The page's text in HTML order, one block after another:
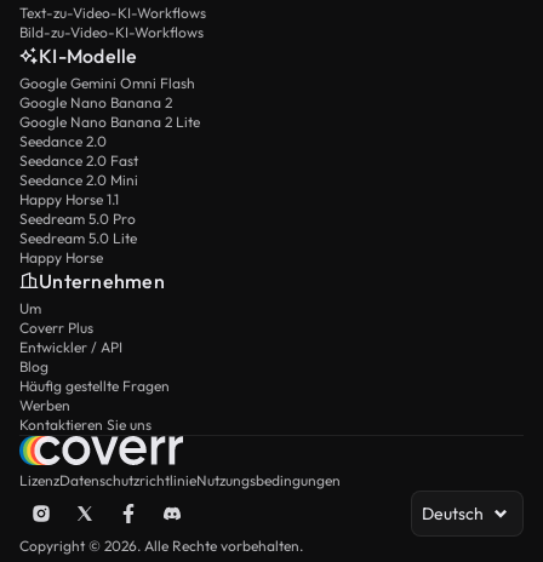
Text-zu-Video-KI-Workflows
Bild-zu-Video-KI-Workflows
KI-Modelle
Google Gemini Omni Flash
Google Nano Banana 2
Google Nano Banana 2 Lite
Seedance 2.0
Seedance 2.0 Fast
Seedance 2.0 Mini
Happy Horse 1.1
Seedream 5.0 Pro
Seedream 5.0 Lite
Happy Horse
Unternehmen
Um
Coverr Plus
Entwickler / API
Blog
Häufig gestellte Fragen
Werben
Kontaktieren Sie uns
LizenzDatenschutzrichtlinieNutzungsbedingungen
Deutsch
Copyright © 2026. Alle Rechte vorbehalten.